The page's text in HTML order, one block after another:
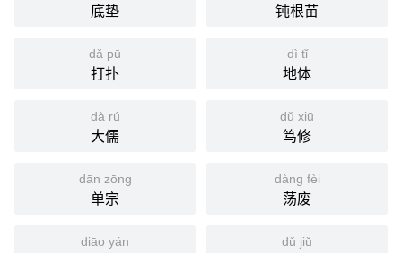
底垫 钝根苗
dǎ pū
打扑
dì tǐ
地体
dà rú
大儒
dǔ xiū
笃修
dān zōng
单宗
dàng fèi
荡废
diāo yán dǔ jiǔ